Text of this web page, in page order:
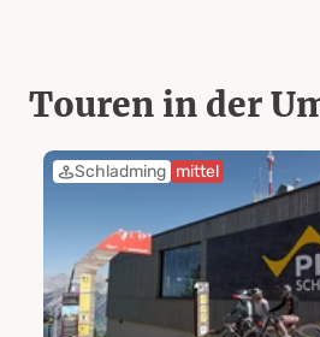
Touren in der
Schladming mittel